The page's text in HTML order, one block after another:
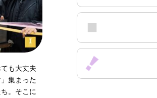
ても大丈夫
集まった
。そこに